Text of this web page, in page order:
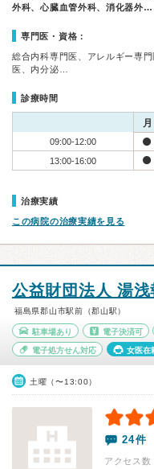
外科、心臓血管外科、消化器外…
専門医・資格：
総合内科専門医、アレルギー専
医、内分泌…
診療時間
月
09:00-12:00
13:00-16:00
治療実績
この病院の治療実績を見る
公益財団法人 湯
福島県郡山市駅前（郡山駅）
駐車場あり 電子決済可
電子処方せん対応 女医在
土曜（〜13:00）
24件
アクセス